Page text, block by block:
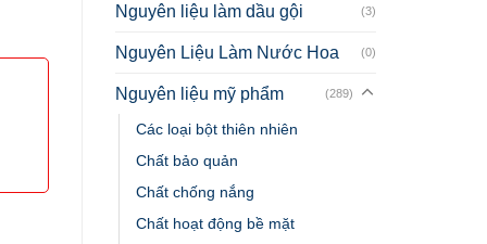
Nguyên liệu làm dầu gội (3)
Nguyên Liệu Làm Nước Hoa (0)
Nguyên liệu mỹ phẩm (289)
Các loại bột thiên nhiên
Chất bảo quản
Chất chống nắng
Chất hoạt động bề mặt